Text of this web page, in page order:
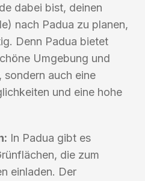
dabei bist, deinen
nach Padua zu planen,
Denn Padua bietet
Umgebung und
sondern auch eine
und eine hohe
In Padua gibt es
die zum
einladen. Der